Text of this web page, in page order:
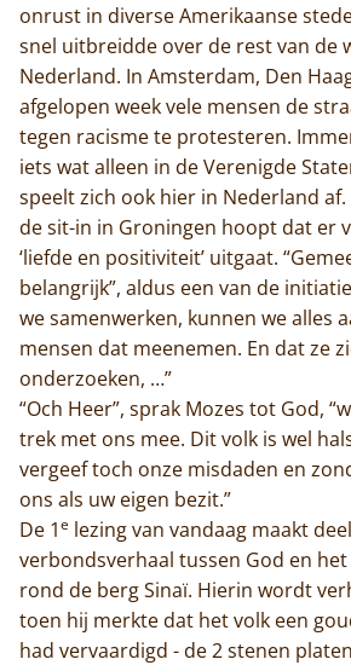
onrust in diverse Amerikaanse
snel uitbreidde over de rest van de
Nederland. In Amsterdam, Den
afgelopen week vele mensen de
tegen racisme te protesteren.
iets wat alleen in de Verenigde
speelt zich ook hier in Nederland
de sit-in in Groningen hoopt dat er
‘liefde en positiviteit’ uitgaat.
belangrijk”, aldus een van de
we samenwerken, kunnen we alles
mensen dat meenemen. En dat ze
onderzoeken, …”
“Och Heer”, sprak Mozes tot God,
trek met ons mee. Dit volk is wel
vergeef toch onze misdaden en
ons als uw eigen bezit.”
De 1e lezing van vandaag maakt
verbondsverhaal tussen God en
rond de berg Sinaï. Hierin wordt
toen hij merkte dat het volk een
had vervaardigd - de 2 stenen